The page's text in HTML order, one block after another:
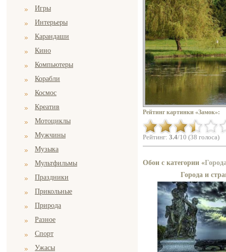
Игры
Интерьеры
Карандаши
Кино
Компьютеры
Корабли
Космос
Креатив
Мотоциклы
Мужчины
Музыка
Мультфильмы
Праздники
Прикольные
Природа
Разное
Спорт
Ужасы
Рейтинг картинки «Замок»:
Рейтинг: 3.4/10 (38 голоса)
Обои с категории «
Города и